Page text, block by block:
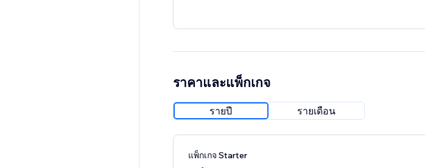
ราคาและแพ็กเกจ
รายปี รายเดือน
แพ็กเกจ Starter